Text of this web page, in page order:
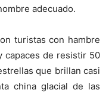
adecuado.
turistas con hambre
capaces de resistir 50
que brillan casi
china glacial de las